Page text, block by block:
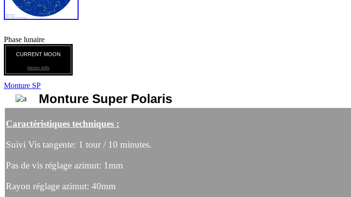
Phase lunaire
CURRENT MOON
moon info
Monture SP
Monture Super Polaris
Caractéristiques techniques :
Suivi Vis tangente: 1 tour / 10 minutes.
Pas de vis réglage azimut: 1mm
Rayon réglage azimut: 40mm